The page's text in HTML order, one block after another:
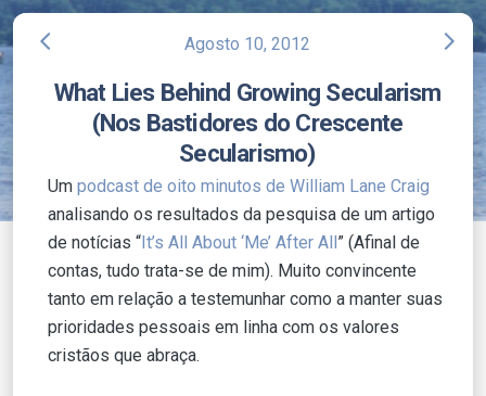
arrow_back_ios Agosto 10, 2012 arrow_forward_ios
What Lies Behind Growing Secularism
(Nos Bastidores do Crescente
Secularismo)
Um podcast de oito minutos de William Lane Craig
analisando os resultados da pesquisa de um artigo
de notícias “ It’s All About ‘Me’ After All ” (Afinal de
contas, tudo trata-se de mim). Muito convincente
tanto em relação a testemunhar como a manter suas
prioridades pessoais em linha com os valores
cristãos que abraça.